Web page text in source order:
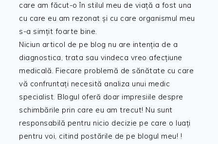
care am făcut-o în stilul meu de viață a fost una
cu care eu am rezonat și cu care organismul meu
s-a simțit foarte bine.
Niciun articol de pe blog nu are intenția de a
diagnostica, trata sau vindeca vreo afecțiune
medicală. Fiecare problemă de sănătate cu care
vă confruntați necesită analiza unui medic
specialist. Blogul oferă doar impresiile despre
schimbările prin care eu am trecut! Nu sunt
responsabilă pentru nicio decizie pe care o luați
pentru voi, citind postările de pe blogul meu! !